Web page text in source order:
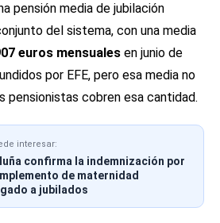
pensión media de jubilación
del sistema, con una media
euros mensuales en junio de
por EFE, pero esa media no
pensionistas cobren esa cantidad.
interesar:
confirma la indemnización por
de maternidad
a jubilados